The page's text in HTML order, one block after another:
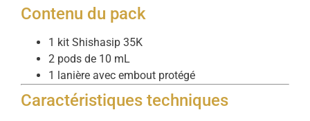
Contenu du pack
1 kit Shishasip 35K
2 pods de 10 mL
1 lanière avec embout protégé
Caractéristiques techniques